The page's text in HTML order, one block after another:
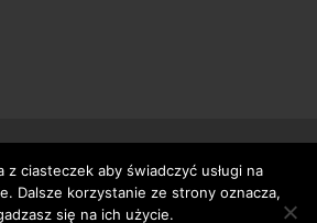
zastrzeżone – zzgbogdanka.pl
Tworzenie stron www– H5studio.pl
z ciasteczek aby świadczyć usługi na
Dalsze korzystanie ze strony oznacza,
się na ich użycie.